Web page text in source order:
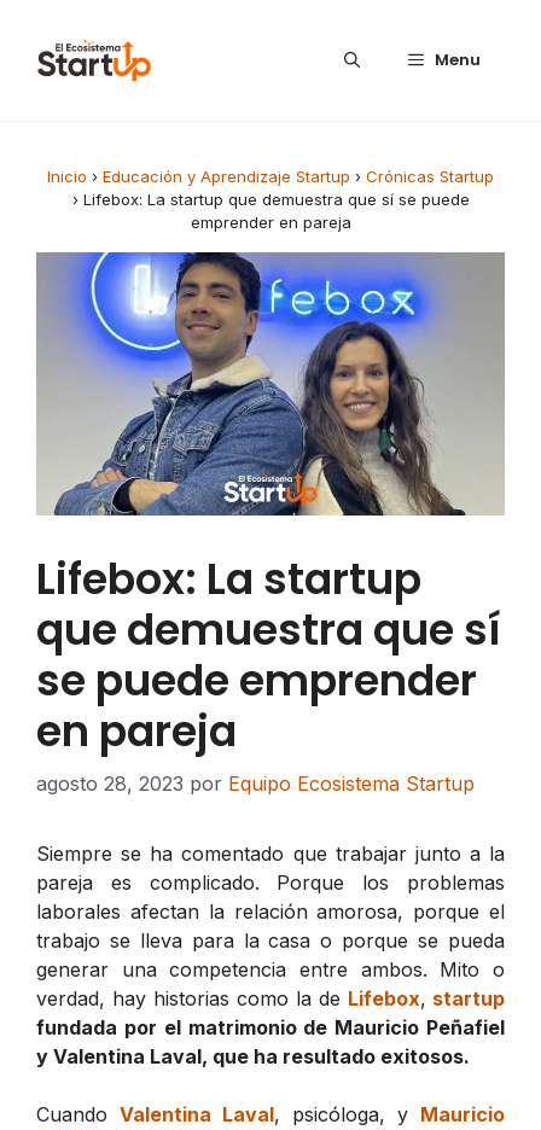
Menu
Inicio › Educación y Aprendizaje Startup › Crónicas Startup
› Lifebox: La startup que demuestra que sí se puede
emprender en pareja
Lifebox: La startup
que demuestra que sí
se puede emprender
en pareja
agosto 28, 2023 por Equipo Ecosistema Startup
Siempre se ha comentado que trabajar junto a la
pareja es complicado. Porque los problemas
laborales afectan la relación amorosa, porque el
trabajo se lleva para la casa o porque se pueda
generar una competencia entre ambos. Mito o
verdad, hay historias como la de Lifebox, startup
fundada por el matrimonio de Mauricio Peñafiel
y Valentina Laval, que ha resultado exitosos.
Cuando Valentina Laval, psicóloga, y Mauricio